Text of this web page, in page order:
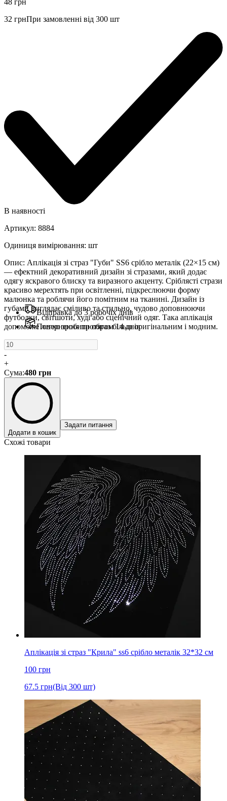
48 грн
32 грнПри замовленні від 300 шт
В наявності
Артикул: 8884
Одиниця вимірювання: шт
Опис: Аплікація зі страз "Губи" SS6 срібло металік (22×15 см)
— ефектний декоративний дизайн зі стразами, який додає
одягу яскравого блиску та виразного акценту. Сріблясті стрази
красиво мерехтять при освітленні, підкреслюючи форму
малюнка та роблячи його помітним на тканині. Дизайн із
губами виглядає сміливо та стильно, чудово доповнюючи
футболки, світшоти, худі або сценічний одяг. Така аплікація
допоможе легко зробити образ більш оригінальним і модним.
Відправка до 3 робочіх днів
Повернення протягом 14 днів
-
+
Сума:480 грн
Додати в кошик
Задати питання
Схожі товари
Аплікація зі страз "Крила" ss6 срібло металік 32*32 см
100 грн
67.5 грн(Від 300 шт)